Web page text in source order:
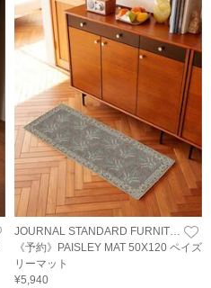
JOURNAL STANDARD FURNITURE
《予約》PAISLEY MAT 50X120 ペイズ
リーマット
¥5,940